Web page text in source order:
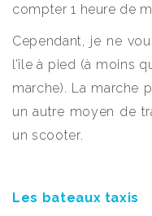
compter 1 heure de
Cependant, je ne
l’île à pied (à moins
marche). La marche
un autre moyen de
un scooter.
Les bateaux taxis